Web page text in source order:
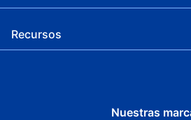
Recursos
Nuestras